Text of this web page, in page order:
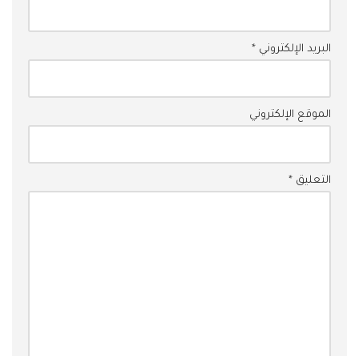
البريد الإلكتروني *
الموقع الإلكتروني
التعليق *